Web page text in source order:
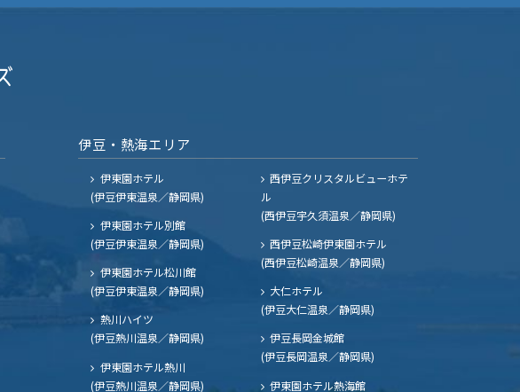
伊豆・熱海エリア
伊東園ホテル
(伊豆伊東温泉／静岡県)
伊東園ホテル別館
(伊豆伊東温泉／静岡県)
伊東園ホテル松川館
(伊豆伊東温泉／静岡県)
熱川ハイツ
(伊豆熱川温泉／静岡県)
伊東園ホテル熱川
(伊豆熱川温泉／静岡県)
西伊豆クリスタルビューホテ
ル
(西伊豆宇久須温泉／静岡県)
西伊豆松崎伊東園ホテル
(西伊豆松崎温泉／静岡県)
大仁ホテル
(伊豆大仁温泉／静岡県)
伊豆長岡金城館
(伊豆長岡温泉／静岡県)
伊東園ホテル熱海館